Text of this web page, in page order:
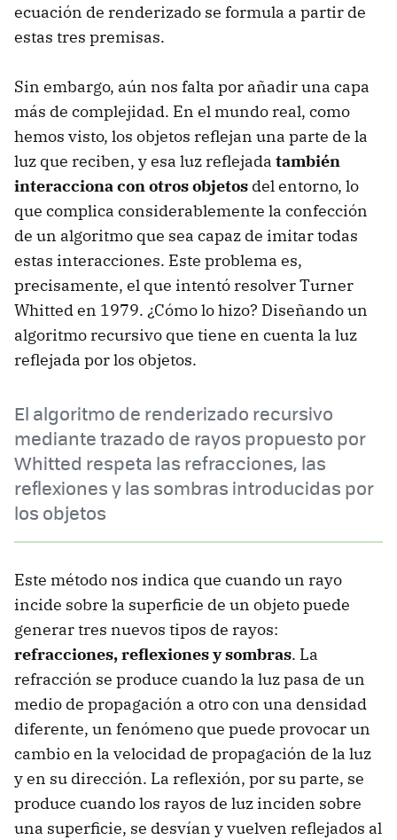
ecuación de renderizado se formula a partir de
estas tres premisas.
Sin embargo, aún nos falta por añadir una capa
más de complejidad. En el mundo real, como
hemos visto, los objetos reflejan una parte de la
luz que reciben, y esa luz reflejada también
interacciona con otros objetos del entorno, lo
que complica considerablemente la confección
de un algoritmo que sea capaz de imitar todas
estas interacciones. Este problema es,
precisamente, el que intentó resolver Turner
Whitted en 1979. ¿Cómo lo hizo? Diseñando un
algoritmo recursivo que tiene en cuenta la luz
reflejada por los objetos.
El algoritmo de renderizado recursivo
mediante trazado de rayos propuesto por
Whitted respeta las refracciones, las
reflexiones y las sombras introducidas por
los objetos
Este método nos indica que cuando un rayo
incide sobre la superficie de un objeto puede
generar tres nuevos tipos de rayos:
refracciones, reflexiones y sombras. La
refracción se produce cuando la luz pasa de un
medio de propagación a otro con una densidad
diferente, un fenómeno que puede provocar un
cambio en la velocidad de propagación de la luz
y en su dirección. La reflexión, por su parte, se
produce cuando los rayos de luz inciden sobre
una superficie, se desvían y vuelven reflejados al